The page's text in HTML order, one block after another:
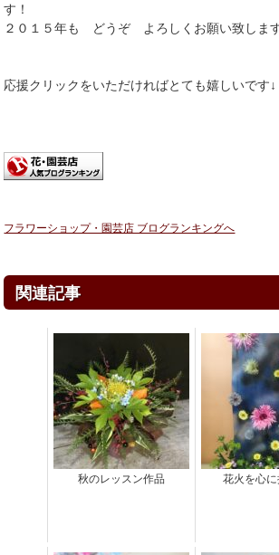
す！
２０１５年も どうぞ よろしくお願い致しま
応援クリックをいただければとても嬉しいです↓
フラワーショップ・園芸店 ブログランキングへ
関連記事
秋のレッスン作品 花火を心に